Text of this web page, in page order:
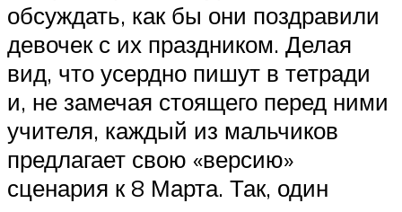
обсуждать, как бы они поздравили
девочек с их праздником. Делая
вид, что усердно пишут в тетради
и, не замечая стоящего перед ними
учителя, каждый из мальчиков
предлагает свою «версию»
сценария к 8 Марта. Так, один